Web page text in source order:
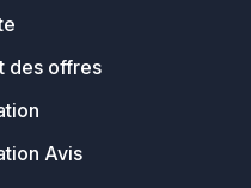
des offres
Avis